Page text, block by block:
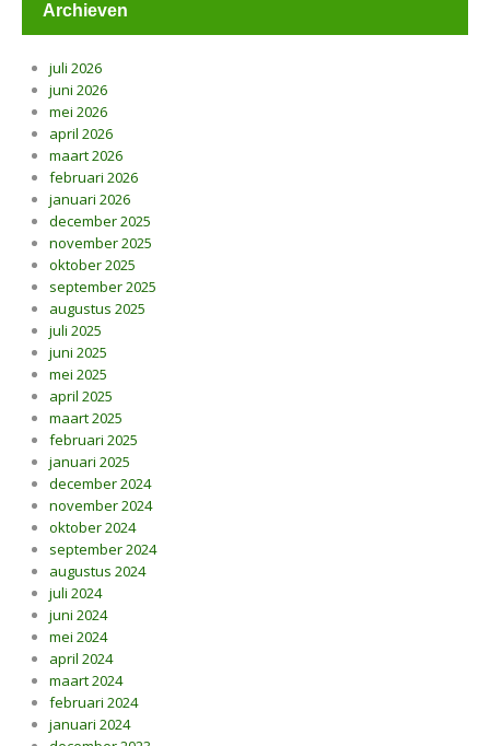
Archieven
juli 2026
juni 2026
mei 2026
april 2026
maart 2026
februari 2026
januari 2026
december 2025
november 2025
oktober 2025
september 2025
augustus 2025
juli 2025
juni 2025
mei 2025
april 2025
maart 2025
februari 2025
januari 2025
december 2024
november 2024
oktober 2024
september 2024
augustus 2024
juli 2024
juni 2024
mei 2024
april 2024
maart 2024
februari 2024
januari 2024